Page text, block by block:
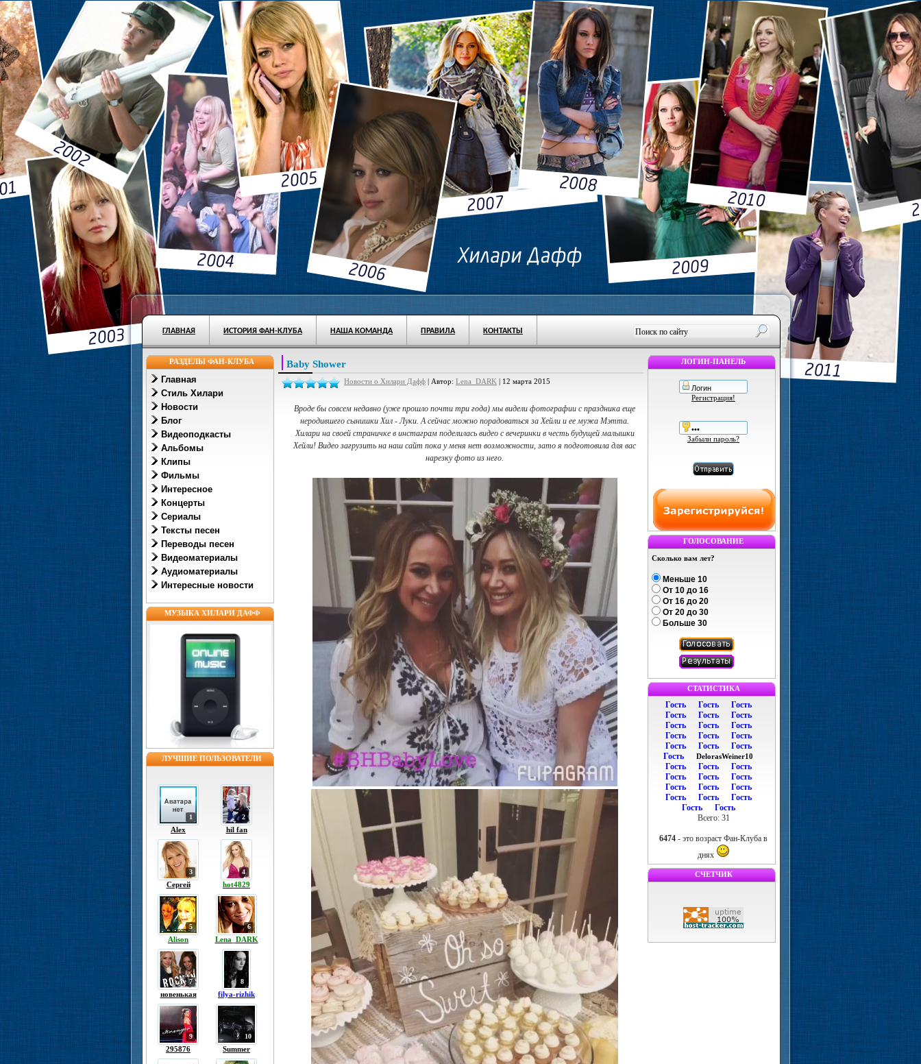
ГЛАВНАЯ ИСТОРИЯ ФАН-КЛУБА НАША КОМАНДА ПРАВИЛА КОНТАКТЫ
РАЗДЕЛЫ ФАН-КЛУБА
Главная
Стиль Хилари
Новости
Блог
Видеоподкасты
Альбомы
Клипы
Фильмы
Интересное
Концерты
Сериалы
Тексты песен
Переводы песен
Видеоматериалы
Аудиоматериалы
Интересные новости
МУЗЫКА ХИЛАРИ ДАФФ
ЛУЧШИЕ ПОЛЬЗОВАТЕЛИ
1
Alex
2
hil fan
3
Сергей
4
hot4829
5
Alison
6
Lena_DARK
7
новенькая
8
filya-rizhik
9
295876
10
Summer
Baby Shower
Новости о Хилари Дафф | Автор: Lena_DARK | 12 марта 2015
Вроде бы совсем недавно (уже прошло почти три года) мы видели фотографии с праздника еще
неродившего сынишки Хил - Луки. А сейчас можно порадоваться за Хейли и ее мужа Мэтта.
Хилари на своей страничке в инстаграм поделилась видео с вечеринки в честь будущей малышки
Хейли! Видео загрузить на наш сайт пока у меня нет возможности, зато я подготовила для вас
нарезку фото из него.
ЛОГИН-ПАНЕЛЬ
Регистрация!
Забыли пароль?
ГОЛОСОВАНИЕ
Сколько вам лет?
Меньше 10
От 10 до 16
От 16 до 20
От 20 до 30
Больше 30
СТАТИСТИКА
Гость Гость
Гость
Гость
Гость
Гость
Гость
Гость
Гость
Гость
Гость
Гость
Гость
Гость
Гость
Гость
DelorasWeiner10
Гость Гость
Гость
Гость
Гость
Гость
Гость
Гость
Гость
Гость
Гость
Гость
Гость
Гость
Всего: 31
6474 - это возраст Фан-Клуба в
днях
СЧЕТЧИК